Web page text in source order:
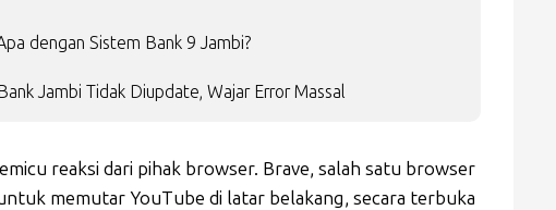
dengan Sistem Bank 9 Jambi?
Jambi Tidak Diupdate, Wajar Error Massal
reaksi dari pihak browser. Brave, salah satu browser
memutar YouTube di latar belakang, secara terbuka